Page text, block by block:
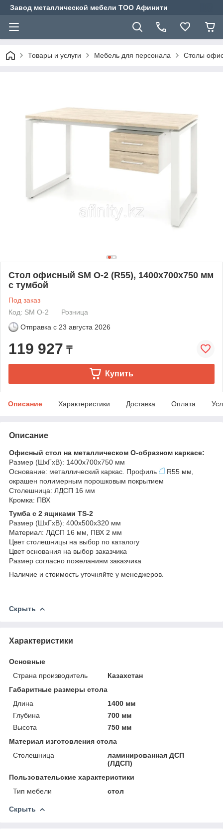
Завод металлической мебели ТОО Афинити
Товары и услуги Мебель для персонала Столы
Стол офисный SM O-2 (R55), 1400х700х750 мм
с тумбой
Под заказ
Код: SM О-2
Розница
Отправка с 23 августа 2026
119 927 ₸
Купить
Описание Характеристики Доставка Оплата
Описание
Офисный стол на металлическом О-образном каркасе:
Размер (ШхГхВ): 1400х700х750 мм
Основание: металлический каркас. Профиль
R55 мм,
окрашен полимерным порошковым покрытием
Столешница: ЛДСП 16 мм
Кромка: ПВХ
Тумба c 2 ящиками TS-2
Размер (ШхГхВ): 400х500х320 мм
Материал: ЛДСП 16 мм, ПВХ 2 мм
Цвет столешницы на выбор по каталогу
Цвет основания на выбор заказчика
Размер согласно пожеланиям заказчика
Наличие и стоимость уточняйте у менеджеров.
Скрыть
Характеристики
Основные
Страна производитель
Казахстан
Габаритные размеры стола
Длина
1400 мм
Глубина
700 мм
Высота
750 мм
Материал изготовления стола
Столешница
ламинированная ДСП
(ЛДСП)
Пользовательские характеристики
Тип мебели
стол
Скрыть